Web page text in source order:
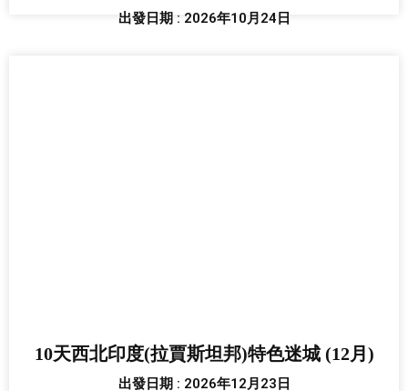
出發日期 : 2026年10月24日
10天西北印度(拉賈斯坦邦)特色迷城 (12月)
出發日期 : 2026年12月23日